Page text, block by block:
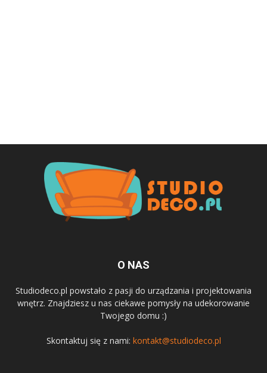
O NAS
Studiodeco.pl powstało z pasji do urządzania i projektowania
wnętrz. Znajdziesz u nas ciekawe pomysły na udekorowanie
Twojego domu :)
Skontaktuj się z nami: kontakt@studiodeco.pl